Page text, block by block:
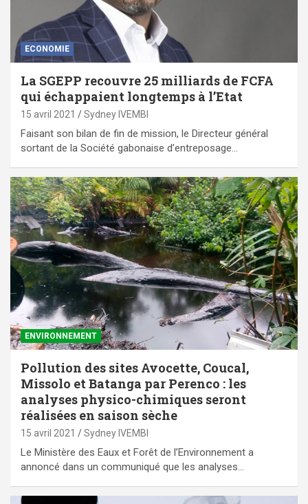
ECONOMIE
La SGEPP recouvre 25 milliards de FCFA
qui échappaient longtemps à l’Etat
15 avril 2021 Sydney IVEMBI
Faisant son bilan de fin de mission, le Directeur général
sortant de la Société gabonaise d’entreposage…
ENVIRONNEMENT
Pollution des sites Avocette, Coucal,
Missolo et Batanga par Perenco : les
analyses physico-chimiques seront
réalisées en saison sèche
15 avril 2021 Sydney IVEMBI
Le Ministère des Eaux et Forêt de l’Environnement a
annoncé dans un communiqué que les analyses…